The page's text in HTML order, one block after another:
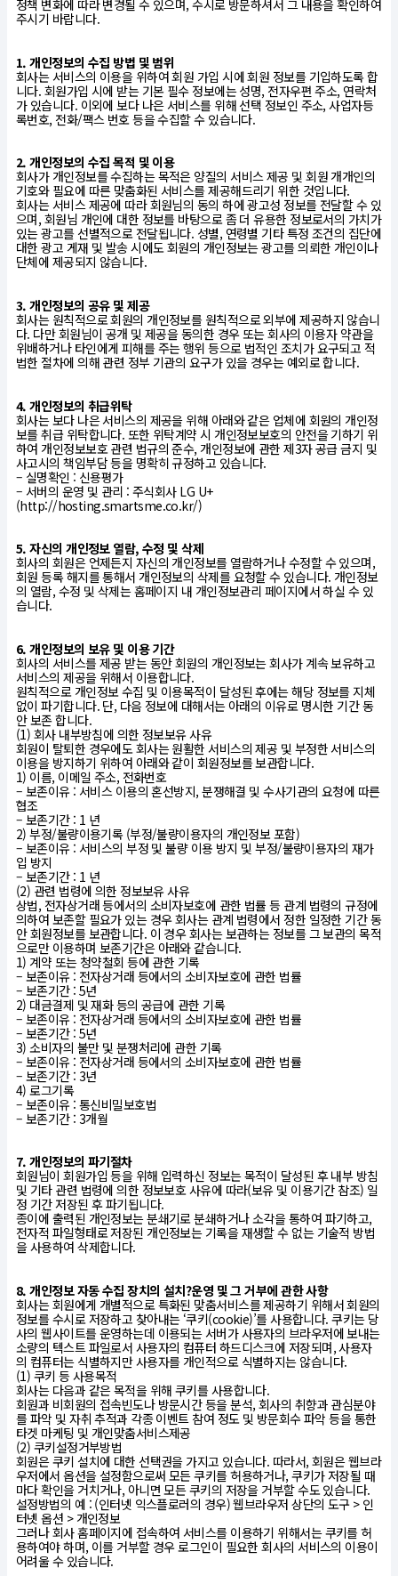
정책 변화에 따라 변경될 수 있으며, 수시로 방문하셔서 그 내용을 확인하여
주시기 바랍니다.
1. 개인정보의 수집 방법 및 범위
회사는 서비스의 이용을 위하여 회원 가입 시에 회원 정보를 기입하도록 합
니다. 회원가입 시에 받는 기본 필수 정보에는 성명, 전자우편 주소, 연락처
가 있습니다. 이외에 보다 나은 서비스를 위해 선택 정보인 주소, 사업자등
록번호, 전화/팩스 번호 등을 수집할 수 있습니다.
2. 개인정보의 수집 목적 및 이용
회사가 개인정보를 수집하는 목적은 양질의 서비스 제공 및 회원 개개인의
기호와 필요에 따른 맞춤화된 서비스를 제공해드리기 위한 것입니다.
회사는 서비스 제공에 따라 회원님의 동의 하에 광고성 정보를 전달할 수 있
으며, 회원님 개인에 대한 정보를 바탕으로 좀 더 유용한 정보로서의 가치가
있는 광고를 선별적으로 전달됩니다. 성별, 연령별 기타 특정 조건의 집단에
대한 광고 게재 및 발송 시에도 회원의 개인정보는 광고를 의뢰한 개인이나
단체에 제공되지 않습니다.
3. 개인정보의 공유 및 제공
회사는 원칙적으로 회원의 개인정보를 원칙적으로 외부에 제공하지 않습니
다. 다만 회원님이 공개 및 제공을 동의한 경우 또는 회사의 이용자 약관을
위배하거나 타인에게 피해를 주는 행위 등으로 법적인 조치가 요구되고 적
법한 절차에 의해 관련 정부 기관의 요구가 있을 경우는 예외로 합니다.
4. 개인정보의 취급위탁
회사는 보다 나은 서비스의 제공을 위해 아래와 같은 업체에 회원의 개인정
보를 취급 위탁합니다. 또한 위탁계약 시 개인정보보호의 안전을 기하기 위
하여 개인정보보호 관련 법규의 준수, 개인정보에 관한 제3자 공급 금지 및
사고시의 책임부담 등을 명확히 규정하고 있습니다.
– 실명확인 : 신용평가
– 서버의 운영 및 관리 : 주식회사 LG U+
(http://hosting.smartsme.co.kr/)
5. 자신의 개인정보 열람, 수정 및 삭제
회사의 회원은 언제든지 자신의 개인정보를 열람하거나 수정할 수 있으며,
회원 등록 해지를 통해서 개인정보의 삭제를 요청할 수 있습니다. 개인정보
의 열람, 수정 및 삭제는 홈페이지 내 개인정보관리 페이지에서 하실 수 있
습니다.
6. 개인정보의 보유 및 이용 기간
회사의 서비스를 제공 받는 동안 회원의 개인정보는 회사가 계속 보유하고
서비스의 제공을 위해서 이용합니다.
원칙적으로 개인정보 수집 및 이용목적이 달성된 후에는 해당 정보를 지체
없이 파기합니다. 단, 다음 정보에 대해서는 아래의 이유로 명시한 기간 동
안 보존 합니다.
(1) 회사 내부방침에 의한 정보보유 사유
회원이 탈퇴한 경우에도 회사는 원활한 서비스의 제공 및 부정한 서비스의
이용을 방지하기 위하여 아래와 같이 회원정보를 보관합니다.
1) 이름, 이메일 주소, 전화번호
– 보존이유 : 서비스 이용의 혼선방지, 분쟁해결 및 수사기관의 요청에 따른
협조
– 보존기간 : 1 년
2) 부정/불량이용기록 (부정/불량이용자의 개인정보 포함)
– 보존이유 : 서비스의 부정 및 불량 이용 방지 및 부정/불량이용자의 재가
입 방지
– 보존기간 : 1 년
(2) 관련 법령에 의한 정보보유 사유
상법, 전자상거래 등에서의 소비자보호에 관한 법률 등 관계 법령의 규정에
의하여 보존할 필요가 있는 경우 회사는 관계 법령에서 정한 일정한 기간 동
안 회원정보를 보관합니다. 이 경우 회사는 보관하는 정보를 그 보관의 목적
으로만 이용하며 보존기간은 아래와 같습니다.
1) 계약 또는 청약철회 등에 관한 기록
– 보존이유 : 전자상거래 등에서의 소비자보호에 관한 법률
– 보존기간 : 5년
2) 대금결제 및 재화 등의 공급에 관한 기록
– 보존이유 : 전자상거래 등에서의 소비자보호에 관한 법률
– 보존기간 : 5년
3) 소비자의 불만 및 분쟁처리에 관한 기록
– 보존이유 : 전자상거래 등에서의 소비자보호에 관한 법률
– 보존기간 : 3년
4) 로그기록
– 보존이유 : 통신비밀보호법
– 보존기간 : 3개월
7. 개인정보의 파기절차
회원님이 회원가입 등을 위해 입력하신 정보는 목적이 달성된 후 내부 방침
및 기타 관련 법령에 의한 정보보호 사유에 따라(보유 및 이용기간 참조) 일
정 기간 저장된 후 파기됩니다.
종이에 출력된 개인정보는 분쇄기로 분쇄하거나 소각을 통하여 파기하고,
전자적 파일형태로 저장된 개인정보는 기록을 재생할 수 없는 기술적 방법
을 사용하여 삭제합니다.
8. 개인정보 자동 수집 장치의 설치?운영 및 그 거부에 관한 사항
회사는 회원에게 개별적으로 특화된 맞춤서비스를 제공하기 위해서 회원의
정보를 수시로 저장하고 찾아내는 ‘쿠키(cookie)’를 사용합니다. 쿠키는 당
사의 웹사이트를 운영하는데 이용되는 서버가 사용자의 브라우저에 보내는
소량의 텍스트 파일로서 사용자의 컴퓨터 하드디스크에 저장되며, 사용자
의 컴퓨터는 식별하지만 사용자를 개인적으로 식별하지는 않습니다.
(1) 쿠키 등 사용목적
회사는 다음과 같은 목적을 위해 쿠키를 사용합니다.
회원과 비회원의 접속빈도나 방문시간 등을 분석, 회사의 취향과 관심분야
를 파악 및 자취 추적과 각종 이벤트 참여 정도 및 방문회수 파악 등을 통한
타겟 마케팅 및 개인맞춤서비스제공
(2) 쿠키설정거부방법
회원은 쿠키 설치에 대한 선택권을 가지고 있습니다. 따라서, 회원은 웹브라
우저에서 옵션을 설정함으로써 모든 쿠키를 허용하거나, 쿠키가 저장될 때
마다 확인을 거치거나, 아니면 모든 쿠키의 저장을 거부할 수도 있습니다.
설정방법의 예 : (인터넷 익스플로러의 경우) 웹브라우저 상단의 도구 > 인
터넷 옵션 > 개인정보
그러나 회사 홈페이지에 접속하여 서비스를 이용하기 위해서는 쿠키를 허
용하여야 하며, 이를 거부할 경우 로그인이 필요한 회사의 서비스의 이용이
어려울 수 있습니다.